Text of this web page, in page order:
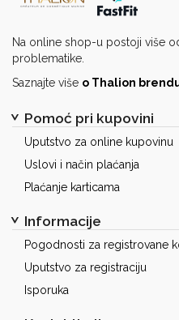
Na online shop-u postoji više
problematike.
Saznajte više o Thalion
Pomoć pri kupovini
Uputstvo za online kupovinu
Uslovi i način plaćanja
Plaćanje karticama
Informacije
Pogodnosti za registrovane
Uputstvo za registraciju
Isporuka